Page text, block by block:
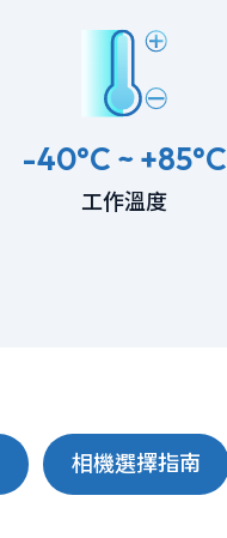
-40°C ~ +85°C
工作溫度
相機選擇指南